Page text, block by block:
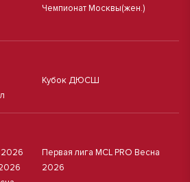
Чемпионат Москвы(жен.)
Кубок ДЮСШ
2026
Первая лига MCL PRO Весна
2026